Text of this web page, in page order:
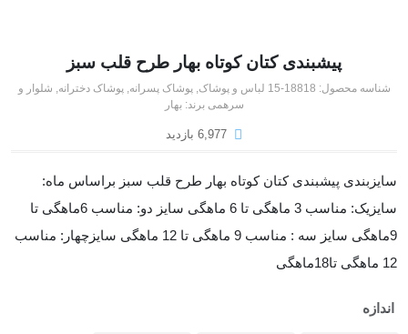
پیشبندی کتان کوتاه بهار طرح قلب سبز
شناسه محصول:18818-15 لباس و پوشاک,پوشاک پسرانه,پوشاک دخترانه,شلوار و
سرهمی برند:بهار
6,977 بازدید
سایزبندی پیشبندی کتان کوتاه بهار طرح قلب سبز براساس ماه:
سایزیک: مناسب 3 ماهگی تا 6 ماهگی سایز دو: مناسب 6ماهگی تا
9ماهگی سایز سه : مناسب 9 ماهگی تا 12 ماهگی سایزچهار: مناسب
12 ماهگی تا18ماهگی
اندازه